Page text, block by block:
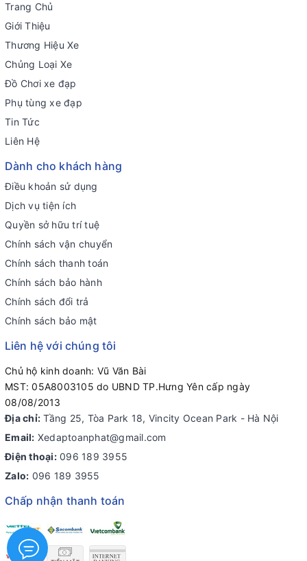
Trang Chủ
Giới Thiệu
Thương Hiệu Xe
Chủng Loại Xe
Đồ Chơi xe đạp
Phụ tùng xe đạp
Tin Tức
Liên Hệ
Dành cho khách hàng
Điều khoản sử dụng
Dịch vụ tiện ích
Quyền sở hữu trí tuệ
Chính sách vận chuyển
Chính sách thanh toán
Chính sách bảo hành
Chính sách đổi trả
Chính sách bảo mật
Liên hệ với chúng tôi
Chủ hộ kinh doanh: Vũ Văn Bài
MST: 05A8003105 do UBND TP.Hưng Yên cấp ngày
08/08/2013
Địa chỉ: Tầng 25, Tòa Park 18, Vincity Ocean Park - Hà Nội
Email: Xedaptoanphat@gmail.com
Điện thoại: 096 189 3955
Zalo: 096 189 3955
Chấp nhận thanh toán